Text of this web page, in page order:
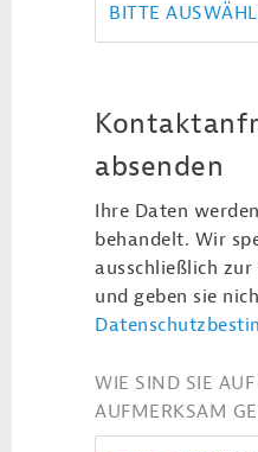
BITTE
absenden
Ihre Daten
behandelt. Wir
ausschließlich
und geben sie
WIE SIND SIE
AUFMERKSAM